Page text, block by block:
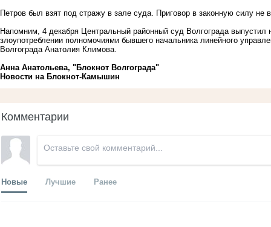
Петров был взят под стражу в зале суда. Приговор в законную силу
Напомним, 4 декабря Центральный районный суд Волгограда выпустил
злоупотреблении полномочиями бывшего начальника линейного
Волгограда Анатолия Климова.
Анна Анатольева, "Блокнот Волгограда"
Новости на Блoкнoт-Камышин
Комментарии
Новые Лучшие Ранее